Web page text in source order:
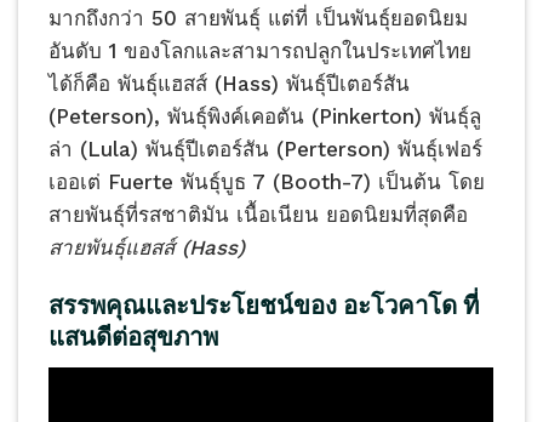
มากถึงกว่า 50 สายพันธุ์ แต่ที่ เป็นพันธุ์ยอดนิยม
อันดับ 1 ของโลกและสามารถปลูกในประเทศไทย
ได้ก็คือ พันธุ์แฮสส์ (Hass) พันธุ์ปีเตอร์สัน
(Peterson), พันธุ์พิงค์เคอตัน (Pinkerton) พันธุ์ลู
ล่า (Lula) พันธุ์ปีเตอร์สัน (Perterson) พันธุ์เฟอร์
เออเต่ Fuerte พันธุ์บูธ 7 (Booth-7) เป็นต้น โดย
สายพันธุ์ที่รสชาติมัน เนื้อเนียน ยอดนิยมที่สุดคือ
สายพันธุ์แฮสส์ (Hass)
สรรพคุณและประโยชน์ของ อะโวคาโด ที่
แสนดีต่อสุขภาพ